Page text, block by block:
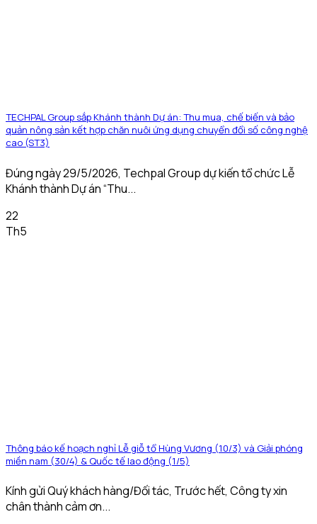
TECHPAL Group sắp Khánh thành Dự án: Thu mua, chế biến và bảo
quản nông sản kết hợp chăn nuôi ứng dụng chuyển đổi số công nghệ
cao (ST3)
Đúng ngày 29/5/2026, Techpal Group dự kiến tổ chức Lễ
Khánh thành Dự án “Thu...
22
Th5
Thông báo kế hoạch nghỉ Lễ giỗ tổ Hùng Vương (10/3) và Giải phóng
miền nam (30/4) & Quốc tế lao động (1/5)
Kính gửi Quý khách hàng/Đối tác, Trước hết, Công ty xin
chân thành cảm ơn...